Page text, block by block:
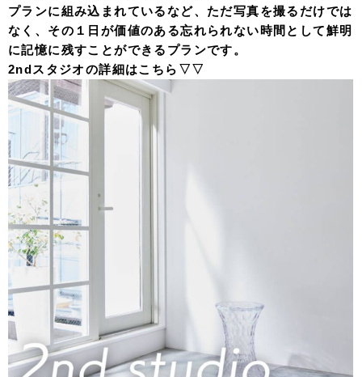
プランに組み込まれているなど、ただ写真を撮るだけでは
なく、その１日が価値のある忘れられない時間として鮮明
に記憶に残すことができるプランです。
2ndスタジオの詳細はこちら▽▽